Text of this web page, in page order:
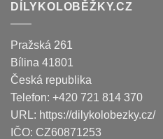
DÍLYKOLOBĚŽKY.CZ
Pražská 261
Bílina 41801
Česká republika
Telefon: +420 721 814 370
URL: https://dilykolobezky.cz/
IČO: CZ60871253